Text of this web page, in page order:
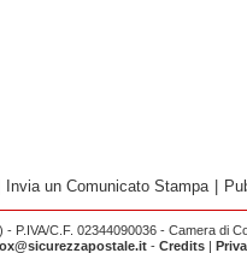
Invia un Comunicato Stampa
C.F. 02344090036 - Camera di
- Credits|